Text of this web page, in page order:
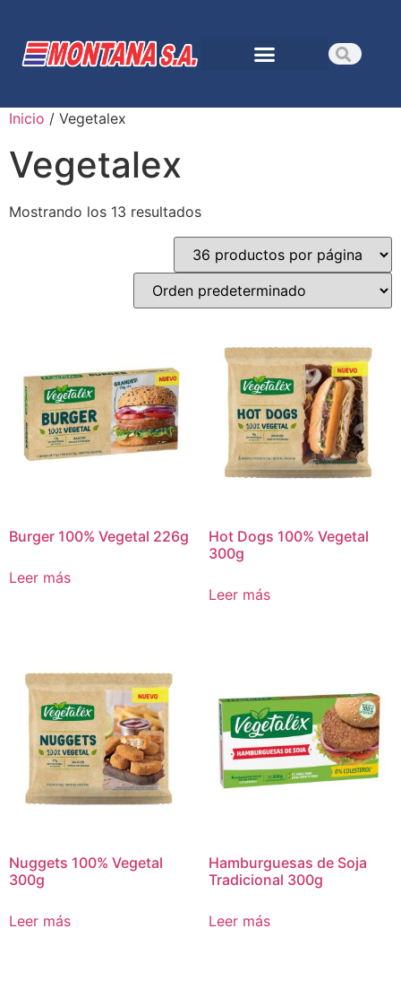
Inicio / Vegetalex
Vegetalex
Mostrando los 13 resultados
Burger 100% Vegetal 226g
Leer más
Hot Dogs 100% Vegetal
300g
Leer más
Nuggets 100% Vegetal
300g
Leer más
Hamburguesas de Soja
Tradicional 300g
Leer más